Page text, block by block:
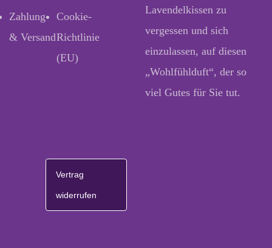
Zahlung
& Versand
Cookie-
Richtlinie
(EU)
Lavendelkissen zu
vergessen und sich
einzulassen, auf diesen
„Wohlfühlduft“, der so
viel Gutes für Sie tut.
Vertrag
widerrufen